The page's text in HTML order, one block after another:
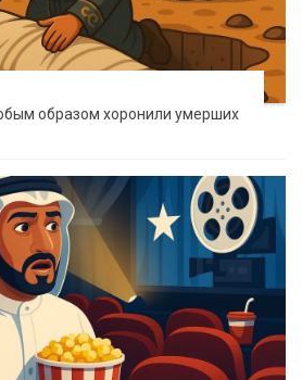
образом хоронили умерших